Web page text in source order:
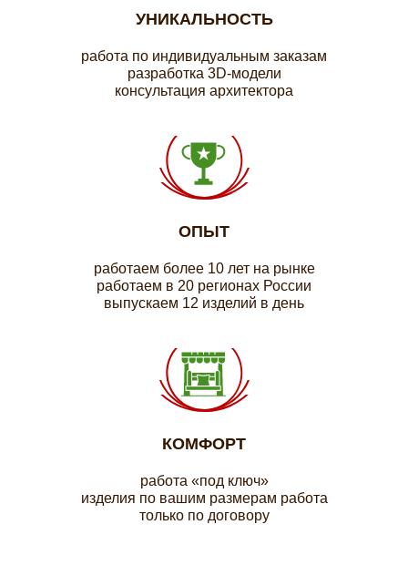
УНИКАЛЬНОСТЬ
работа по индивидуальным заказам
разработка 3D-модели
консультация архитектора
ОПЫТ
работаем более 10 лет на рынке
работаем в 20 регионах России
выпускаем 12 изделий в день
КОМФОРТ
работа «под ключ»
изделия по вашим размерам работа
только по договору